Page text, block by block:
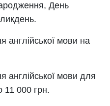
День
англійської мови на
англійської мови для
11 000 грн.